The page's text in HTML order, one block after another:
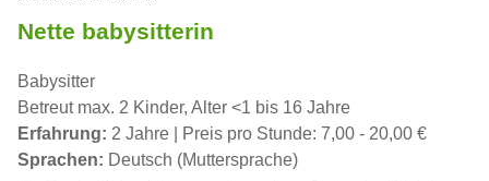
Nette babysitterin
Babysitter
Betreut max. 2 Kinder, Alter <1 bis 16 Jahre
Erfahrung: 2 Jahre | Preis pro Stunde: 7,00 - 20,00 €
Sprachen: Deutsch (Muttersprache)